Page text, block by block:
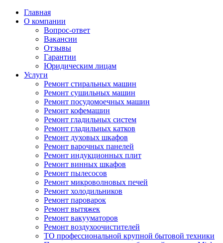
Главная
О компании
Вопрос-ответ
Вакансии
Отзывы
Гарантии
Юридическим лицам
Услуги
Ремонт стиральных машин
Ремонт сушильных машин
Ремонт посудомоечных машин
Ремонт кофемашин
Ремонт гладильных систем
Ремонт гладильных катков
Ремонт духовых шкафов
Ремонт варочных панелей
Ремонт индукционных плит
Ремонт винных шкафов
Ремонт пылесосов
Ремонт микроволновых печей
Ремонт холодильников
Ремонт пароварок
Ремонт вытяжек
Ремонт вакууматоров
Ремонт воздухоочистителей
ТО профессиональной крупной бытовой техники